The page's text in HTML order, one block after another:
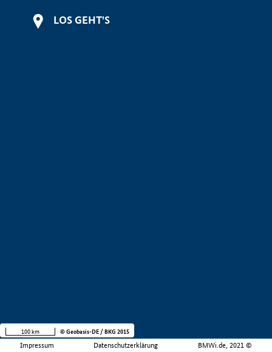
LOS GEHT'S
Impressum Datenschutzerklärung BMWi.de, 2021 ©
100 km © Geobasis-DE / BKG 2015